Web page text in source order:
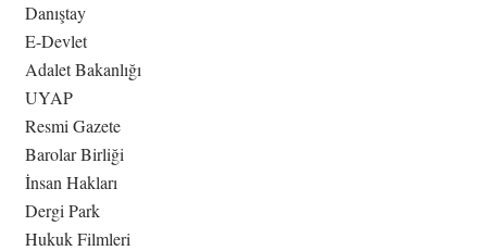
Danıştay
E-Devlet
Adalet Bakanlığı
UYAP
Resmi Gazete
Barolar Birliği
İnsan Hakları
Dergi Park
Hukuk Filmleri